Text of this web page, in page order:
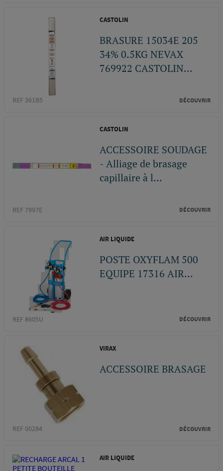
CASTOLIN
BRASURE 15034E 205
34% 0.5KG NEVAX
769922 CASTOLIN...
REF 361B5 DÉCOUVRIR
CASTOLIN
ACCESSOIRE SOUDAGE
- Alliage de brasage
capillaire à l...
REF 7997E DÉCOUVRIR
AIR LIQUIDE
POSTE OXYFLAM 500
EQUIPE 17316 AIR...
REF 8605U DÉCOUVRIR
VIRAX
ACCESSOIRE BRASAGE
REF 00284 DÉCOUVRIR
AIR LIQUIDE